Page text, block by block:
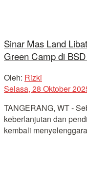
Sinar Mas Land
Green Camp di
Oleh: Rizki
Selasa, 28 Oktober
TANGERANG, WT -
keberlanjutan dan
kembali